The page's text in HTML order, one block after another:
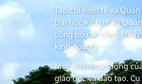
Tạp chí Kinh tế và
Đại học Kinh tế và
công bố các công
kinh doanh.
Mục đích hoạt động
giáo dục và đào tạo.